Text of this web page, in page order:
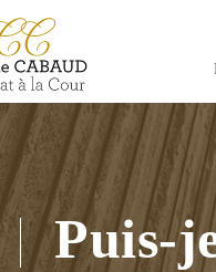
Puis-